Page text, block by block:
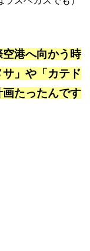
港へ向かう時
」や「カテド
たったんです